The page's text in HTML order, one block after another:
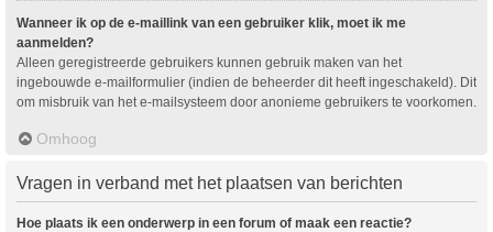
Wanneer ik op de e-maillink van een gebruiker klik, moet ik me
aanmelden?
Alleen geregistreerde gebruikers kunnen gebruik maken van het
ingebouwde e-mailformulier (indien de beheerder dit heeft ingeschakeld). Dit
om misbruik van het e-mailsysteem door anonieme gebruikers te voorkomen.
Omhoog
Vragen in verband met het plaatsen van berichten
Hoe plaats ik een onderwerp in een forum of maak een reactie?